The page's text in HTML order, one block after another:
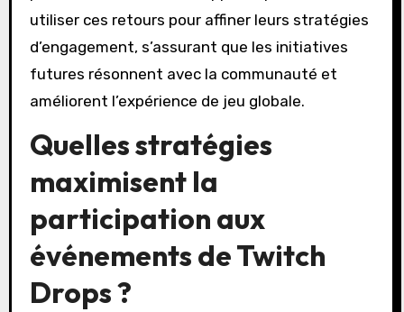
utiliser ces retours pour affiner leurs stratégies
d’engagement, s’assurant que les initiatives
futures résonnent avec la communauté et
améliorent l’expérience de jeu globale.
Quelles stratégies
maximisent la
participation aux
événements de Twitch
Drops ?